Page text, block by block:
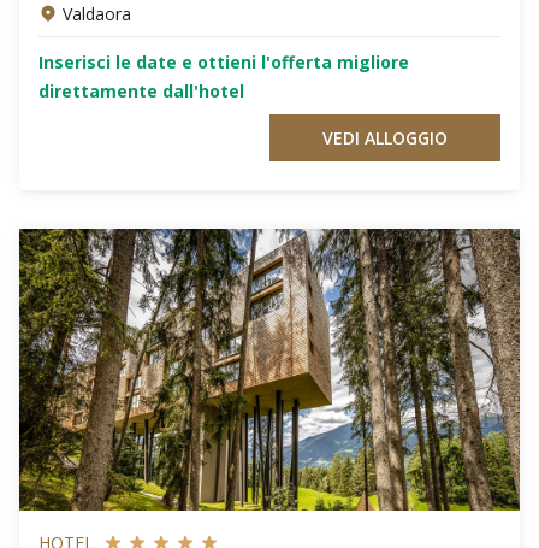
Valdaora
Inserisci le date e ottieni l'offerta migliore
direttamente dall'hotel
VEDI ALLOGGIO
HOTEL